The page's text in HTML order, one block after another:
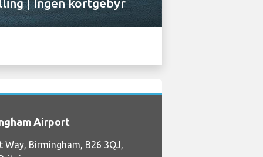
| Ingen kortgebyr
Airport
Way, Birmingham, B26 3QJ,